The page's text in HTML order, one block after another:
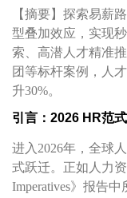
【摘要】探索易薪
型叠加效应，实现
索、高潜人才精准
团等标杆案例，人
升30%。
引言：2026 HR范
进入2026年，全球
式跃迁。正如人力
Imperatives》报告